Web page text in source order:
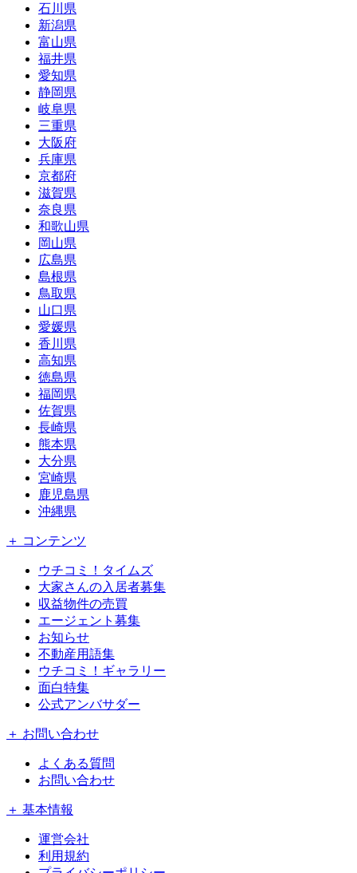
石川県
新潟県
富山県
福井県
愛知県
静岡県
岐阜県
三重県
大阪府
兵庫県
京都府
滋賀県
奈良県
和歌山県
岡山県
広島県
島根県
鳥取県
山口県
愛媛県
香川県
高知県
徳島県
福岡県
佐賀県
長崎県
熊本県
大分県
宮崎県
鹿児島県
沖縄県
＋ コンテンツ
ウチコミ！タイムズ
大家さんの入居者募集
収益物件の売買
エージェント募集
お知らせ
不動産用語集
ウチコミ！ギャラリー
面白特集
公式アンバサダー
＋ お問い合わせ
よくある質問
お問い合わせ
＋ 基本情報
運営会社
利用規約